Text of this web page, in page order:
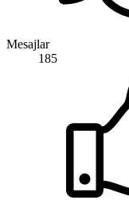
Mesajlar
185